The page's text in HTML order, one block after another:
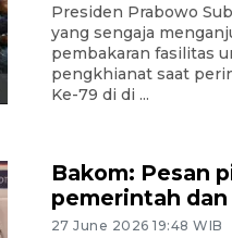
Presiden Prabowo
yang sengaja
pembakaran fasilitas
pengkhianat saat
Ke-79 di di ...
Bakom: Pesan
pemerintah
27 June 2026 19:48 WIB